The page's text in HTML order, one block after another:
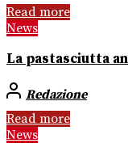
Read more
News
La pastasciutta
Redazione
Read more
News